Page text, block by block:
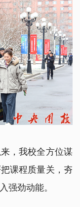
，我校全方位谋
课程质量关，夯
强劲动能。